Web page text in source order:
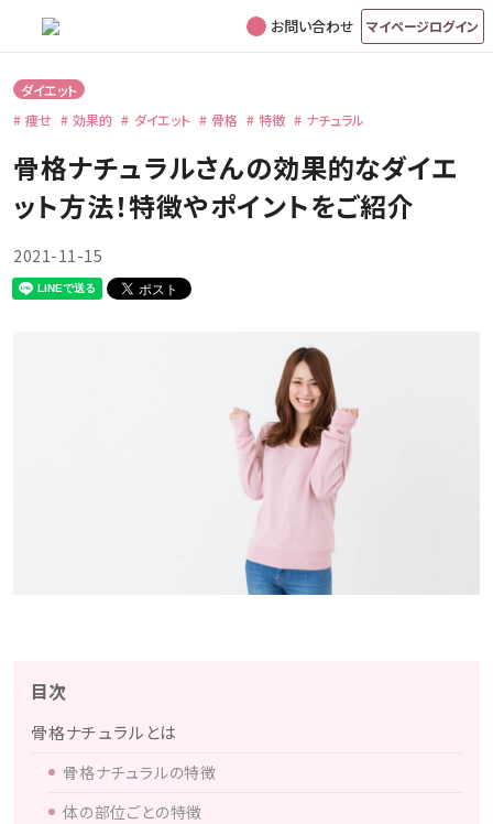
お問い合わせ マイページログイン
ダイエット
痩せ
効果的 ダイエット 骨格 特徴 ナチュラル
骨格ナチュラルさんの効果的なダイエ
ット方法！特徴やポイントをご紹介
2021-11-15
目次
骨格ナチュラルとは
骨格ナチュラルの特徴
体の部位ごとの特徴